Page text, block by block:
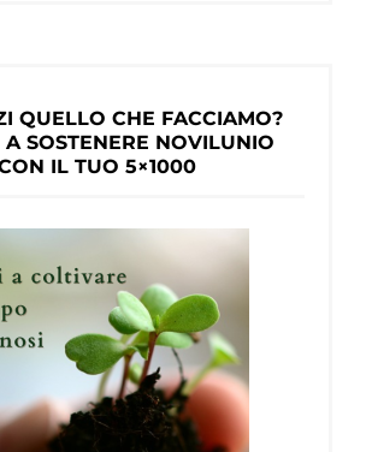
QUELLO CHE FACCIAMO?
A SOSTENERE NOVILUNIO
IL TUO 5×1000